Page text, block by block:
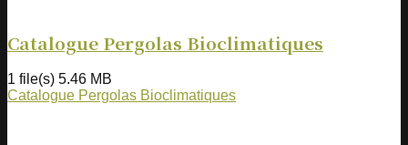
Catalogue Pergolas Bioclimatiques
1 file(s) 5.46 MB
Catalogue Pergolas Bioclimatiques